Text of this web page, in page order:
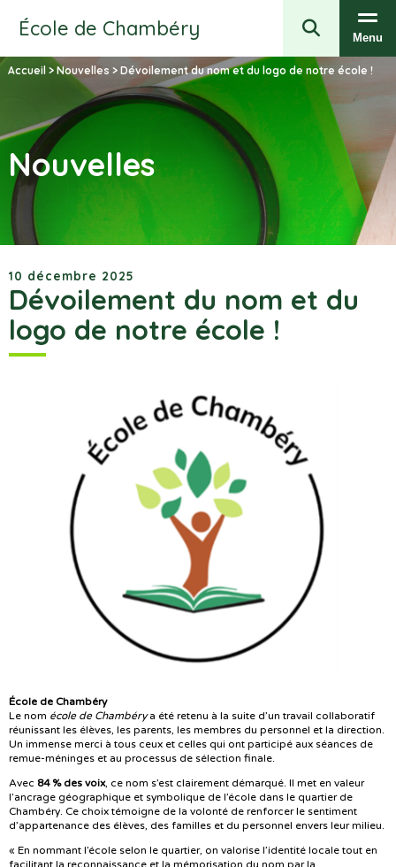
École de Chambéry Menu
Accueil> Nouvelles > Dévoilement du nom et du logo de notre école !
Nouvelles
10 décembre 2025
Dévoilement du nom et du
logo de notre école !
École de Chambéry
Le nom école de Chambérya été retenu à la suite d’un travail collaboratif
réunissant les élèves, les parents, les membres du personnel et la direction.
Un immense merci à tous ceux et celles qui ont participé aux séances de
remue-méninges et au processus de sélection finale.
Avec 84 % des voix, ce nom s’est clairement démarqué. Il met en valeur
l’ancrage géographique et symbolique de l’école dans le quartier de
Chambéry. Ce choix témoigne de la volonté de renforcer le sentiment
d’appartenance des élèves, des familles et du personnel envers leur milieu.
« En nommant l’école selon le quartier, on valorise l’identité locale tout en
facilitant la reconnaissance et la mémorisation du nom par la